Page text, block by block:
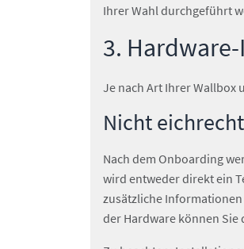
Ihrer Wahl durchgeführt
3.
Je nach Art Ihrer Wallbox
Nicht
Nach dem Onboarding
wird entweder direkt ein
zusätzliche
der Hardware können Sie